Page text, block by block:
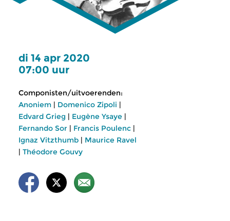
di 14 apr 2020
07:00 uur
Componisten/uitvoerenden:
Anoniem | Domenico Zipoli |
Edvard Grieg | Eugène Ysaye |
Fernando Sor | Francis Poulenc |
Ignaz Vitzthumb | Maurice Ravel
| Théodore Gouvy